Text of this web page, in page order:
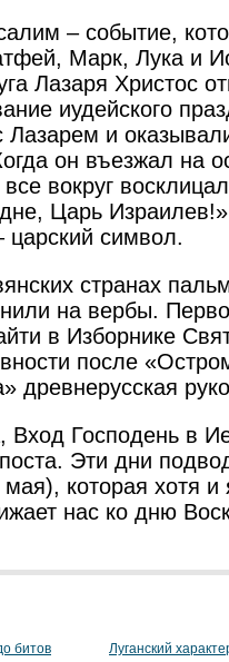
– событие,
Марк, Лука и
Лазаря Христос
иудейского
и
он въезжал на
вокруг
Царь
царский символ.
странах
на вербы.
в Изборнике
после
древнерусская
Вход Господень в
Эти дни
которая хотя и
нас ко дню
битов Луганский